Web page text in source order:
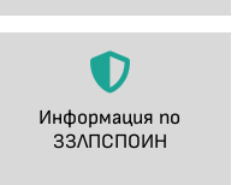
Информация по
ЗЗЛПСПОИН